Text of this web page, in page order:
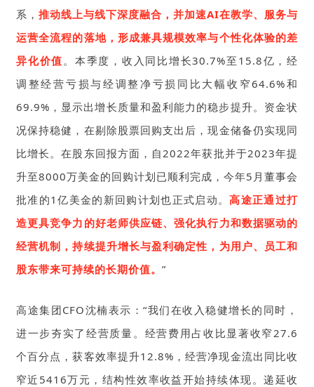
系， 推动线上与线下深度融合，并加速AI在教学、服务与
运营全流程的落地，形成兼具规模效率与个性化体验的差
异化价值 。 本季度，收入同比增长30.7%至15.8亿，经
调整经营亏损与经调整净亏损同比大幅收窄64.6%和
69.9%，显示出增长质量和盈利能力的稳步提升。资金状
况保持稳健，在剔除股票回购支出后，现金储备仍实现同
比增长。在股东回报方面，自2022年获批并于2023年提
升至8000万美金的回购计划已顺利完成，今年5月董事会
批准的1亿美金的新回购计划也正式启动。高途正通过打
造更具竞争力的好老师供应链、强化执行力和数据驱动的
经营机制，持续提升增长与盈利确定性，为用户、员工和
股东带来可持续的长期价值。 ”
高途集团CFO沈楠表示：“我们在收入稳健增长的同时，
进一步夯实了经营质量。经营费用占收比显著收窄27.6
个百分点，获客效率提升12.8%，经营净现金流出同比收
窄近5416万元，结构性效率收益开始持续体现。递延收